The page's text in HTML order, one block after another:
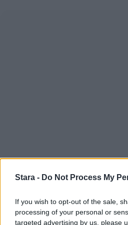
Stara - Do Not Process My
If you wish to opt-out of the sale,
processing of your personal or
targeted advertising by us, please